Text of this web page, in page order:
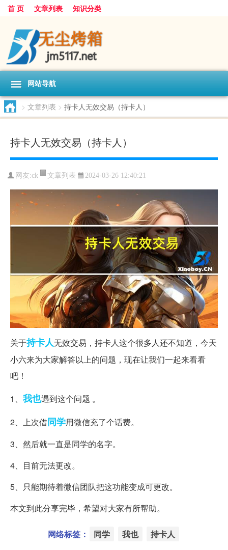
首 页 文章列表 知识分类
网站导航
> 文章列表 > 持卡人无效交易（持卡人）
持卡人无效交易（持卡人）
网友:ck 文章列表 2024-03-26 12:40:21
关于持卡人无效交易，持卡人这个很多人还不知道，今天
小六来为大家解答以上的问题，现在让我们一起来看看
吧！
1、 我也遇到这个问题 。
2、上次借同学用微信充了个话费。
3、然后就一直是同学的名字。
4、目前无法更改。
5、只能期待着微信团队把这功能变成可更改。
本文到此分享完毕，希望对大家有所帮助。
网络标签： 同学 我也 持卡人